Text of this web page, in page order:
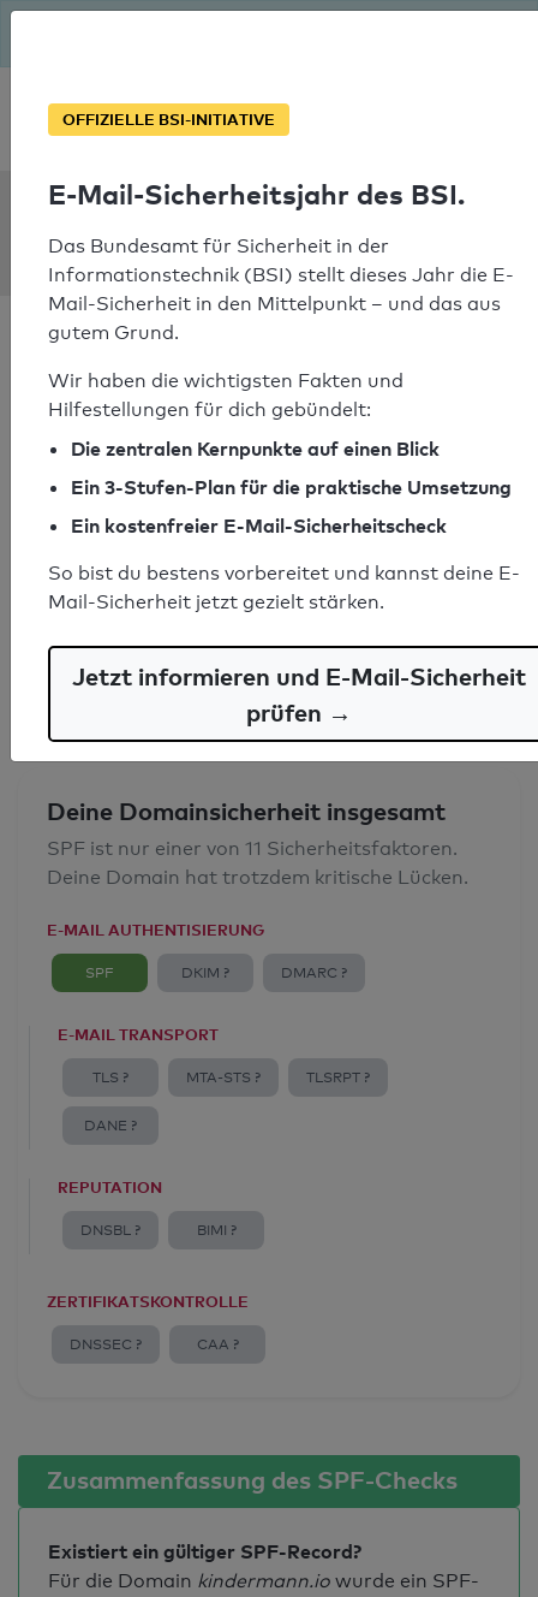
Soforthilfe bei Notfällen
kindermann.io
SPF-Check bestanden
Ihr SPF-Record Prüfergebnis
Syntaxprüfung: 0 Fehler
E-Mail-Spoofingschutz: Gut
Deine Domainsicherheit insgesamt
SPF ist nur einer von 11 Sicherheitsfaktoren.
Deine Domain hat trotzdem kritische Lücken.
E-MAIL AUTHENTISIERUNG
SPF DKIM ? DMARC ?
E-MAIL TRANSPORT
TLS ? MTA-STS ? TLSRPT ?
DANE ?
REPUTATION
DNSBL ? BIMI ?
ZERTIFIKATSKONTROLLE
DNSSEC ? CAA ?
Zusammenfassung des SPF-Checks
Existiert ein gültiger SPF-Record?
Für die Domain kindermann.io wurde ein SPF-
OFFIZIELLE BSI-INITIATIVE
E-Mail-Sicherheitsjahr des BSI.
Das Bundesamt für Sicherheit in der
Informationstechnik (BSI) stellt dieses Jahr die E-
Mail-Sicherheit in den Mittelpunkt – und das aus
gutem Grund.
Wir haben die wichtigsten Fakten und
Hilfestellungen für dich gebündelt:
Die zentralen Kernpunkte auf einen Blick
Ein 3-Stufen-Plan für die praktische Umsetzung
Ein kostenfreier E-Mail-Sicherheitscheck
So bist du bestens vorbereitet und kannst deine E-
Mail-Sicherheit jetzt gezielt stärken.
Jetzt informieren und E-Mail-Sicherheit
prüfen →